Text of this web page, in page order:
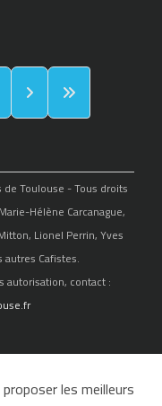
Toulouse - Tous droits
Hélène Carcanague,
Lionel Perrin, Yves
Cafistes.
autorisation, contact :
les meilleurs